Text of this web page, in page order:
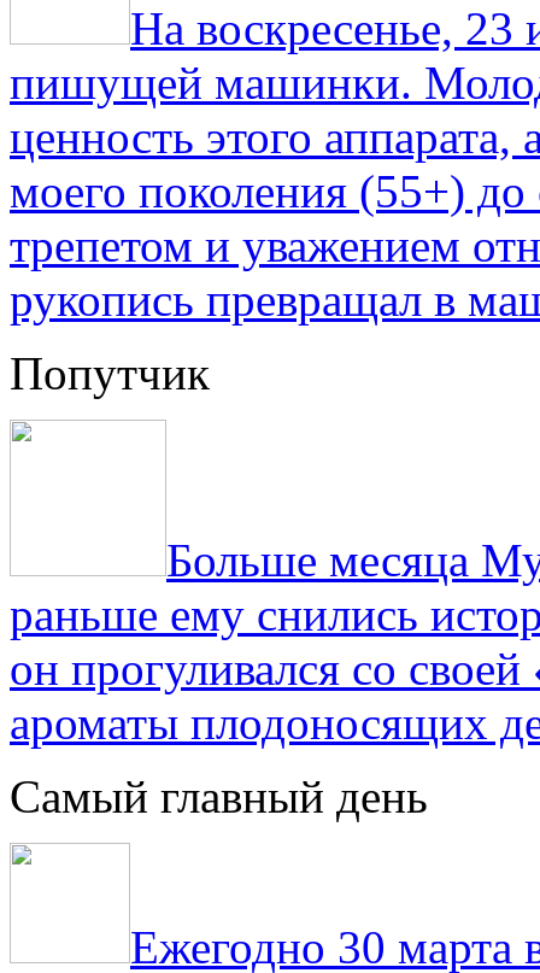
На воскресенье,
пишущей машинки.
ценность этого
моего поколения (55+) до
трепетом и уважением
рукопись превращал в
Попутчик
Больше месяца
раньше ему снились
он прогуливался со
ароматы плодоносящих
Самый главный день
Ежегодно 30 марта